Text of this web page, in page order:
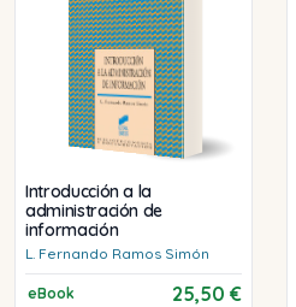
Introducción a la
administración de
información
L. Fernando Ramos Simón
eBook 25,50 €